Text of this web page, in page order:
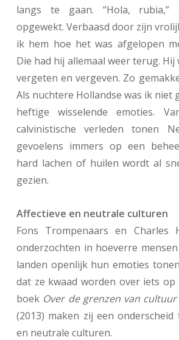
langs te gaan. “Hola,
opgewekt. Verbaasd door zijn
ik hem hoe het was afgelopen
Die had hij allemaal weer terug. Hij
vergeten en vergeven. Zo
Als nuchtere Hollandse was ik niet
heftige wisselende emoties.
calvinistische verleden tonen
gevoelens immers op een
hard lachen of huilen wordt al
gezien.
Affectieve en neutrale culturen
Fons Trompenaars en Charles
onderzochten in hoeverre
landen openlijk hun emoties
dat ze kwaad worden over iets
boek Over de grenzen van
(2013) maken zij een onderscheid
en neutrale culturen.